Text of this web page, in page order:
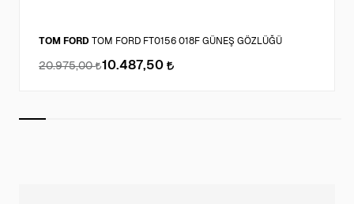
TOM FORD TOM FORD FT0156 018F GÜNEŞ GÖZLÜĞÜ
20.975,00 10.487,50